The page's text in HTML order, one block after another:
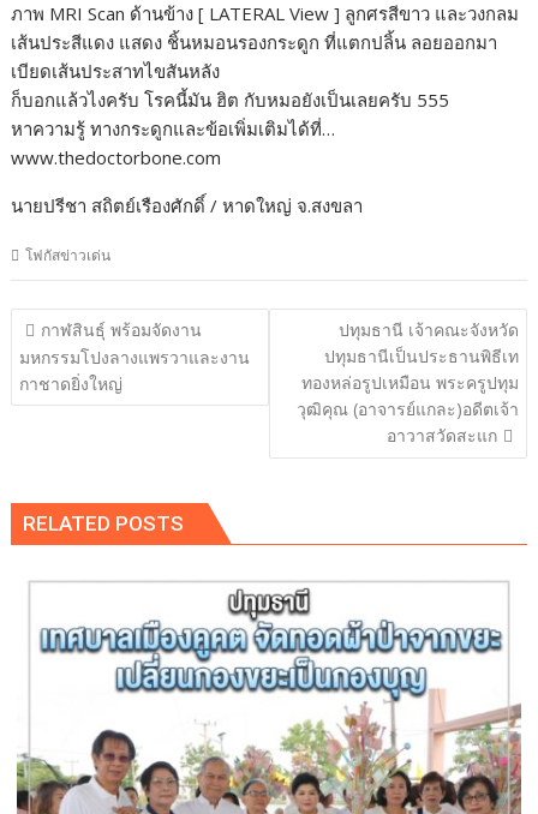
ภาพ MRI Scan ด้านข้าง [ LATERAL View ] ลูกศรสีขาว และวงกลม
เส้นประสีแดง แสดง ชิ้นหมอนรองกระดูก ที่แตกปลิ้น ลอยออกมา
เบียดเส้นประสาทไขสันหลัง
ก็บอกแล้วไงครับ โรคนี้มัน ฮิต กับหมอยังเป็นเลยครับ 555
หาความรู้ ทางกระดูกและข้อเพิ่มเติมได้ที่…
www.thedoctorbone.com
นายปรีชา สถิตย์เรืองศักดิ์ / หาดใหญ่ จ.สงขลา
โฟกัสข่าวเด่น
แนะแนว
เรื่อง
กาฬสินธุ์ พร้อมจัดงาน
มหกรรมโปงลางแพรวาและงาน
กาชาดยิ่งใหญ่
ปทุมธานี เจ้าคณะจังหวัด
ปทุมธานีเป็นประธานพิธีเท
ทองหล่อรูปเหมือน พระครูปทุม
วุฒิคุณ (อาจารย์แกละ)อดีตเจ้า
อาวาสวัดสะแก
RELATED POSTS